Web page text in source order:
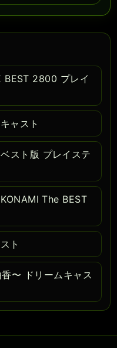
2800 プレイ
ャスト
スト版 プレイステ
The BEST
ト
〜 ドリームキャス